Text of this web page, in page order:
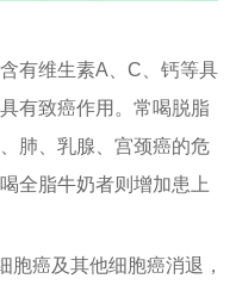
有维生素A、C、钙等具
有致癌作用。常喝脱脂
肺、乳腺、宫颈癌的危
全脂牛奶者则增加患上
胞癌及其他细胞癌消退，